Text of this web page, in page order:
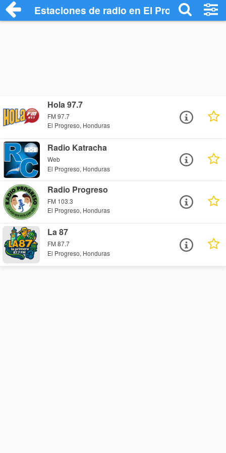
Estaciones de radio en El Progreso -
Hola 97.7
FM 97.7
El Progreso, Honduras
Radio Katracha
Web
El Progreso, Honduras
Radio Progreso
FM 103.3
El Progreso, Honduras
La 87
FM 87.7
El Progreso, Honduras